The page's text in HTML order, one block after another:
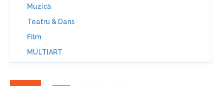
Muzică
Teatru & Dans
Film
MULTIART